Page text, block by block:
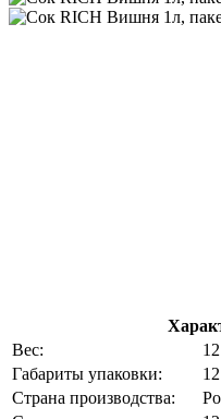
Вес:
Габариты упаковки:
Страна производства: